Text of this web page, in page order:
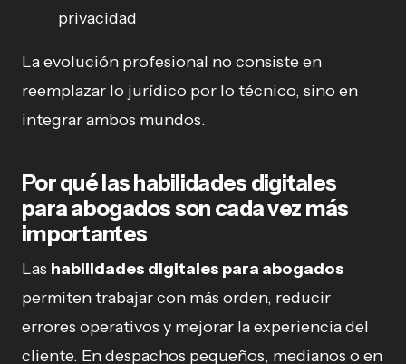
privacidad
La evolución profesional no consiste en
reemplazar lo jurídico por lo técnico, sino en
integrar ambos mundos.
Por qué las habilidades digitales
para abogados son cada vez más
importantes
Las habilidades digitales para abogados
permiten trabajar con más orden, reducir
errores operativos y mejorar la experiencia del
cliente. En despachos pequeños, medianos o en